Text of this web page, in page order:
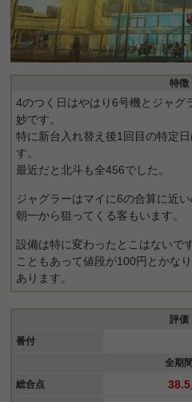
特徴
4のつく日はやはり6号機とジャグ
妙です。
特に新台入れ替え後1回目の特定
す。
最近だと北斗も全456でした。
ジャグラーはマイに6の合算に近
朝一から狙ってくる客もいます。
設備は特に変わったとこはないで
こともあって値段が100円とかな
あります。
評価
番付
全期間
総合点
38.5